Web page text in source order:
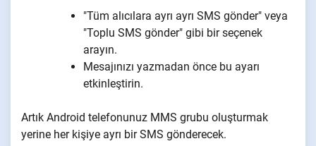
"Tüm alıcılara ayrı ayrı SMS gönder" veya
"Toplu SMS gönder" gibi bir seçenek
arayın.
Mesajınızı yazmadan önce bu ayarı
etkinleştirin.
Artık Android telefonunuz MMS grubu oluşturmak
yerine her kişiye ayrı bir SMS gönderecek.